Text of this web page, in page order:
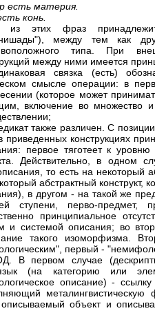
есть материя.
конь.
из этих фраз
между тем как
типа. При
между ними имеется
связка (есть)
смысле операции: в
(которое может
включение во множество
также различен. С
приведенных конструкциях
первое тяготеет к
Действительно, в одном
то есть на некоторый
абстрактный конструкт,
в другом - на такой же
ступени, перво-предмет,
принципиальное
и системой описания; во
такого изоморфизма.
первый -
В первом случае
(на категорию или
описание) -
объект и